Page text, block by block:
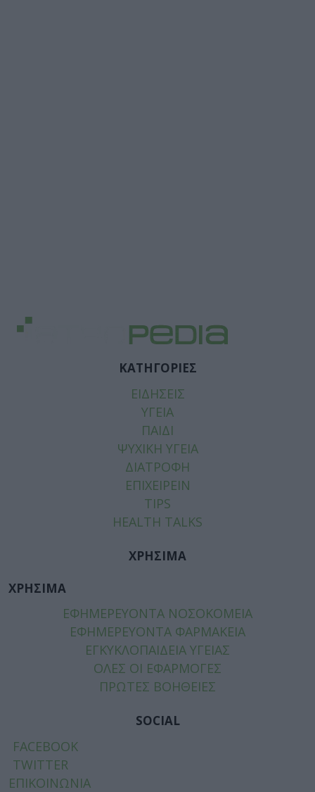
ΚΑΤΗΓΟΡΙΕΣ
ΕΙΔΗΣΕΙΣ
ΥΓΕΙΑ
ΠΑΙΔΙ
ΨΥΧΙΚΗ ΥΓΕΙΑ
ΔΙΑΤΡΟΦΗ
ΕΠΙΧΕΙΡΕΙΝ
TIPS
HEALTH TALKS
ΧΡΗΣΙΜΑ
ΧΡΗΣΙΜΑ
ΕΦΗΜΕΡΕΥΟΝΤΑ ΝΟΣΟΚΟΜΕΙΑ
ΕΦΗΜΕΡΕΥΟΝΤΑ ΦΑΡΜΑΚΕΙΑ
ΕΓΚΥΚΛΟΠΑΙΔΕΙΑ ΥΓΕΙΑΣ
ΟΛΕΣ ΟΙ ΕΦΑΡΜΟΓΕΣ
ΠΡΩΤΕΣ ΒΟΗΘΕΙΕΣ
SOCIAL
FACEBOOK
TWITTER
ΕΠΙΚΟΙΝΩΝΙΑ